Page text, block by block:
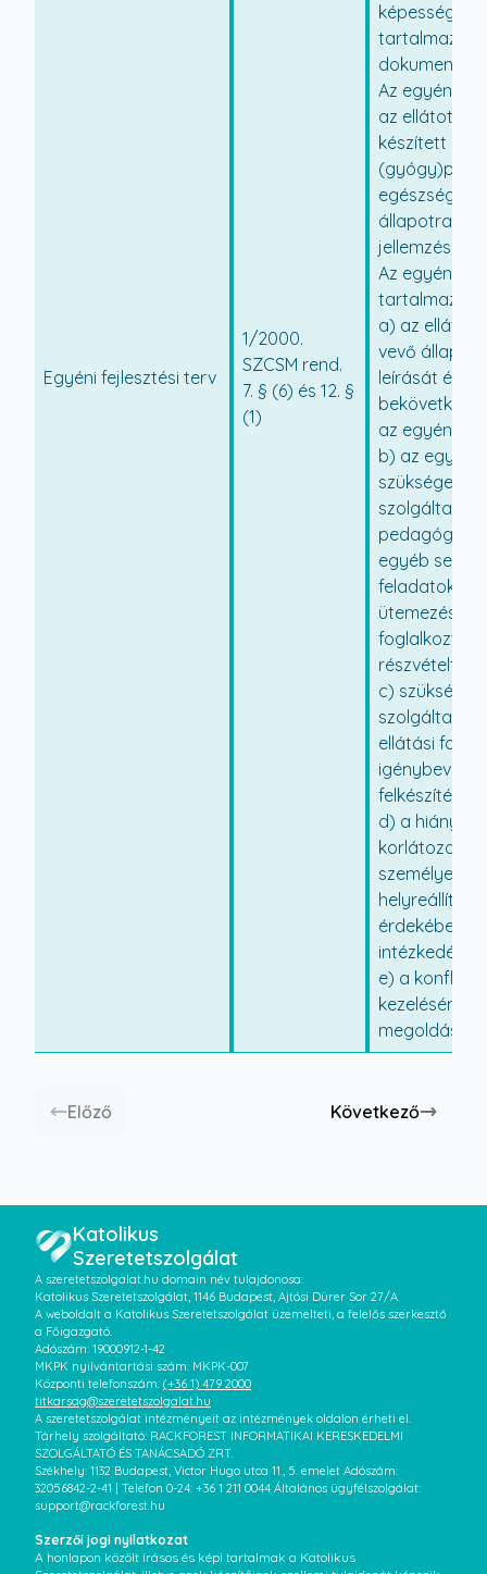
Egyéni fejlesztési terv
1/2000.
SZCSM rend.
7. § (6) és 12. §
(1)
képesség
tartalmazó
Az egyéni
az ellátott
készített
egészségi
állapotra
jellemzés
Az egyéni
tartalmazza
a) az
vevő
leírását és
az egyéni
b) az
szükséges
pedagógiai,
egyéb
feladatokat,
ütemezését,
részvételt,
c) szükség
szolgáltatás
ellátási forma
felkészítést,
d) a
személyes
érdekében
e) a
kezelésének,
Előző Következő
Katolikus
Szeretetszolgálat
A szeretetszolgalat.hu domain név tulajdonosa:
Katolikus Szeretetszolgálat, 1146 Budapest, Ajtósi Dürer Sor 27/A.
A weboldalt a Katolikus Szeretetszolgálat üzemelteti, a felelős szerkesztő
a Főigazgató.
Adószám: 19000912-1-42
MKPK nyilvántartási szám: MKPK-007
Központi telefonszám: (+36 1) 479 2000
titkarsag@szeretetszolgalat.hu
A szeretetszolgálat intézményeit az intézmények oldalon érheti el.
Tárhely szolgáltató: RACKFOREST INFORMATIKAI KERESKEDELMI
SZOLGÁLTATÓ ÉS TANÁCSADÓ ZRT.
Székhely: 1132 Budapest, Victor Hugo utca 11., 5. emelet Adószám:
32056842-2-41 | Telefon 0-24: +36 1 211 0044 Általános ügyfélszolgálat:
support@rackforest.hu
Szerzői jogi nyilatkozat
A honlapon közölt írásos és képi tartalmak a Katolikus